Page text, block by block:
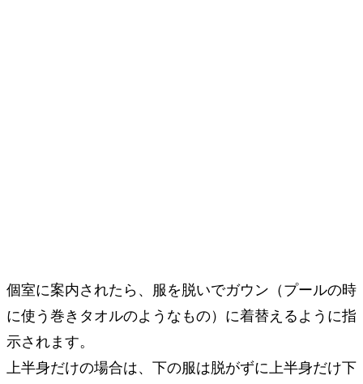
個室に案内されたら、服を脱いでガウン（プールの時
に使う巻きタオルのようなもの）に着替えるように指
示されます。
上半身だけの場合は、下の服は脱がずに上半身だけ下